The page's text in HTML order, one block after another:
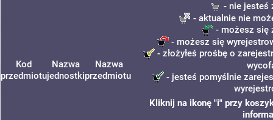
Kod
przedmiotu
Nazwa
jednostki
Nazwa
przedmiotu
- nie jesteś
- aktualnie nie
- możesz się
- możesz się
- złożyłeś prośbę o
- jesteś pomyślnie
Kliknij na ikonę "i" przy